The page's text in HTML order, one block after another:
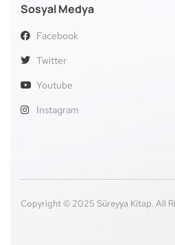
Sosyal Medya
Facebook
Twitter
Youtube
Instagram
Copyright © 2025 Süreyya Kitap. All